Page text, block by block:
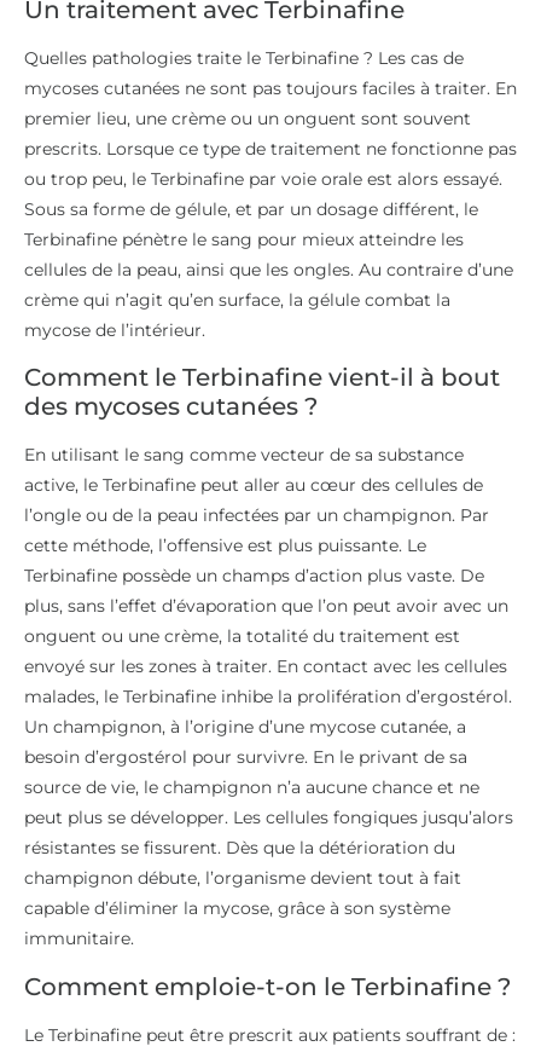
Un traitement avec Terbinafine
Quelles pathologies traite le Terbinafine ? Les cas de
mycoses cutanées ne sont pas toujours faciles à traiter. En
premier lieu, une crème ou un onguent sont souvent
prescrits. Lorsque ce type de traitement ne fonctionne pas
ou trop peu, le Terbinafine par voie orale est alors essayé.
Sous sa forme de gélule, et par un dosage différent, le
Terbinafine pénètre le sang pour mieux atteindre les
cellules de la peau, ainsi que les ongles. Au contraire d’une
crème qui n’agit qu’en surface, la gélule combat la
mycose de l’intérieur.
Comment le Terbinafine vient-il à bout
des mycoses cutanées ?
En utilisant le sang comme vecteur de sa substance
active, le Terbinafine peut aller au cœur des cellules de
l’ongle ou de la peau infectées par un champignon. Par
cette méthode, l’offensive est plus puissante. Le
Terbinafine possède un champs d’action plus vaste. De
plus, sans l’effet d’évaporation que l’on peut avoir avec un
onguent ou une crème, la totalité du traitement est
envoyé sur les zones à traiter. En contact avec les cellules
malades, le Terbinafine inhibe la prolifération d’ergostérol.
Un champignon, à l’origine d’une mycose cutanée, a
besoin d’ergostérol pour survivre. En le privant de sa
source de vie, le champignon n’a aucune chance et ne
peut plus se développer. Les cellules fongiques jusqu’alors
résistantes se fissurent. Dès que la détérioration du
champignon débute, l’organisme devient tout à fait
capable d’éliminer la mycose, grâce à son système
immunitaire.
Comment emploie-t-on le Terbinafine ?
Le Terbinafine peut être prescrit aux patients souffrant de :